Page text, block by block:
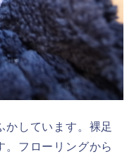
かしています。裸足
。フローリングから